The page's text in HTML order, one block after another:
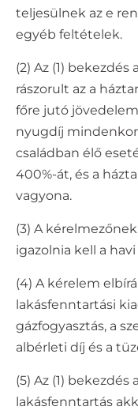
teljesülnek az e
egyéb feltételek.
(2) Az (1) bekezdés
rászorult az a
főre jutó
nyugdíj
családban élő
400%-át, és a
vagyona.
(3) A
igazolnia kell a
(4) A kérelem
lakásfenntartási
gázfogyasztás, a
albérleti díj és a
(5) Az (1)
lakásfenntartás